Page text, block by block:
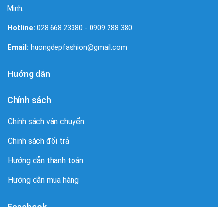
Minh.
Hotline: 028.668.23380 - 0909 288 380
Email: huongdepfashion@gmail.com
Hướng dẫn
Chính sách
Chính sách vận chuyển
Chính sách đổi trả
Hướng dẫn thanh toán
Hướng dẫn mua hàng